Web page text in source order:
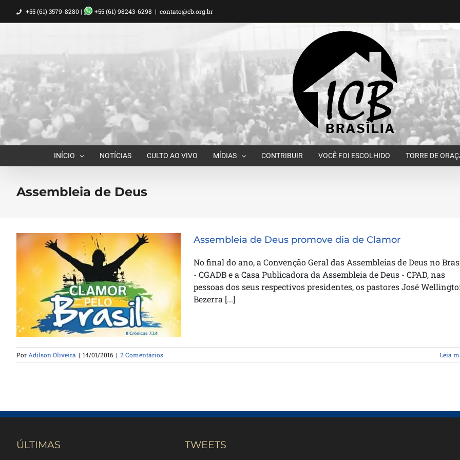
para
+55 (61) 3579-8280 | +55 (61) 98243-6298 | contato@cb.org.br
INÍCIO NOTÍCIAS CULTO AO VIVO MÍDIAS CONTRIBUIR VOCÊ FOI ESCOLHIDO TORRE DE
Assembleia de Deus
Assembleia de Deus promove dia
de Clamor
Assembleia de Deus promove dia de Clamor
No final do ano, a Convenção Geral das Assembleias de Deus no
- CGADB e a Casa Publicadora da Assembleia de Deus - CPAD, nas
pessoas dos seus respectivos presidentes, os pastores José
Bezerra [...]
Por Adilson Oliveira | 14/01/2016 | 2 Comentários Leia
ÚLTIMAS TWEETS